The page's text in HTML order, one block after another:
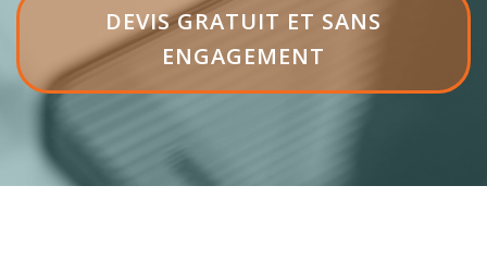
LIBELLÉ
DU
BOUTON
TÊTEDEVIS
GRATUIT
DEVIS GRATUIT ET SANS
ENGAGEMENT